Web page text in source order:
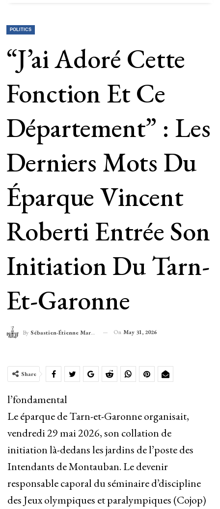
POLITICS
“J’ai Adoré Cette
Fonction Et Ce
Département” : Les
Derniers Mots Du
Éparque Vincent
Roberti Entrée Son
Initiation Du Tarn-
Et-Garonne
By Sébastien-Étienne Marechal On May 31, 2026
Share
l’fondamental
Le éparque de Tarn-et-Garonne organisait,
vendredi 29 mai 2026, son collation de
initiation là-dedans les jardins de l’poste des
Intendants de Montauban. Le devenir
responsable caporal du séminaire d’discipline
des Jeux olympiques et paralympiques (Cojop)